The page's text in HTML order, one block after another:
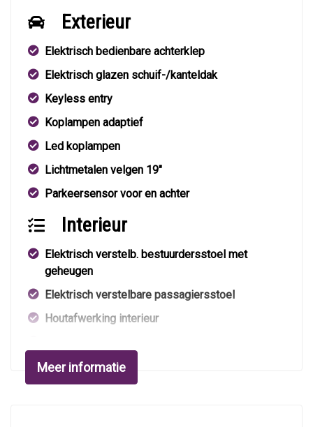
Exterieur
Elektrisch bedienbare achterklep
Elektrisch glazen schuif-/kanteldak
Keyless entry
Koplampen adaptief
Led koplampen
Lichtmetalen velgen 19"
Parkeersensor voor en achter
Interieur
Elektrisch verstelb. bestuurdersstoel met
geheugen
Elektrisch verstelbare passagiersstoel
Houtafwerking interieur
Stuur verstelbaar
Meer informatie